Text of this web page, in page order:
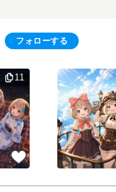
フォローする
11